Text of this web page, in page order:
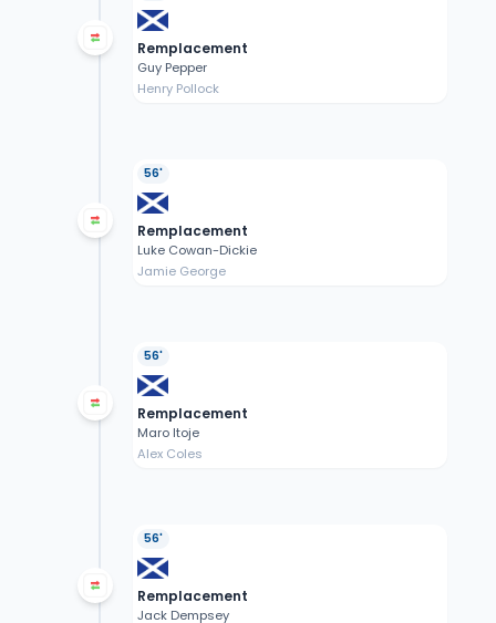
Remplacement
Guy Pepper
Henry Pollock
56'
Remplacement
Luke Cowan-Dickie
Jamie George
56'
Remplacement
Maro Itoje
Alex Coles
56'
Remplacement
Jack Dempsey